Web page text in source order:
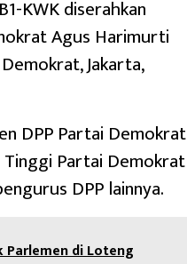
KWK diserahkan
Agus Harimurti
Jakarta,
DPP Partai Demokrat
Partai Demokrat
DPP lainnya.
Parlemen di Loteng